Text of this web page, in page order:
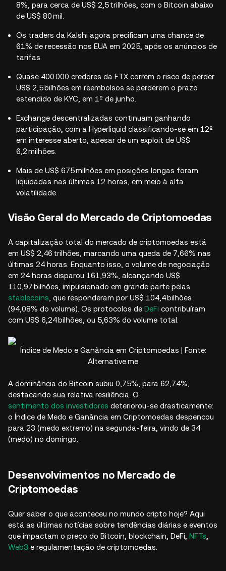
8%, para cerca de US$ 2,5 trilhões, com o Bitcoin abaixo
de US$ 80 mil.
Os traders da Kalshi agora precificam uma chance de
61% de recessão nos EUA em 2025, após os anúncios de
tarifas.
Quase 400 000 credores da FTX correm o risco de perder
US$ 2,5 bilhões em reembolsos se perderem o prazo
estendido de KYC, em 1º de junho.
Exchange descentralizadas continuam ganhando
participação, com a Hyperliquid classificando-se em 12º
em interesse aberto, apesar de um exploit de US$
6,2 milhões.
Mais de US$ 675 milhões em posições longas foram
liquidadas nas últimas 12 horas, em meio à alta
volatilidade.
Visão Geral do Mercado de Criptomoedas
A capitalização total do mercado de criptomoedas está
em US$ 2,46 trilhões, marcando uma queda de 7,66% nas
últimas 24 horas. Enquanto isso, o volume de negociação
em 24 horas disparou 161,93%, alcançando US$
110,97 bilhões, impulsionado em grande parte pelas
stablecoins , que responderam por US$ 104,4 bilhões
(94,08% do volume). Os protocolos de DeFi contribuíram
com US$ 6,24 bilhões, ou 5,63% do volume total.
Índice de Medo e Ganância em Criptomoedas | Fonte:
Alternative.me
A dominância do Bitcoin subiu 0,75%, para 62,74%,
destacando sua relativa resiliência. O
sentimento dos investidores deteriorou-se drasticamente:
o Índice de Medo e Ganância em Criptomoedas despencou
para 23 (medo extremo) na segunda-feira, vindo de 34
(medo) no domingo.
Desenvolvimentos no Mercado de
Criptomoedas
Quer saber o que aconteceu no mundo cripto hoje? Aqui
está as últimas notícias sobre tendências diárias e eventos
que impactam o preço do Bitcoin, blockchain, DeFi, NFTs
Web3 e regulamentação de criptomoedas.